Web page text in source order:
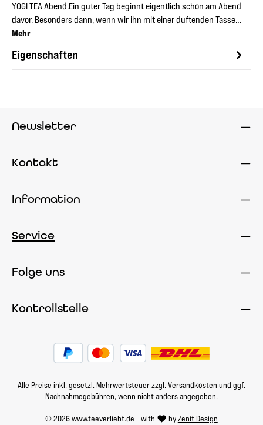
YOGI TEA Abend.Ein guter Tag beginnt eigentlich schon am Abend
davor. Besonders dann, wenn wir ihn mit einer duftenden Tasse…
Mehr
Eigenschaften
Newsletter
Kontakt
Information
Service
Folge uns
Kontrollstelle
© 2026 www.teeverliebt.de - with byZenit Design
Alle Preise inkl. gesetzl. Mehrwertsteuer zzgl. Versandkosten und ggf.
Nachnahmegebühren, wenn nicht anders angegeben.